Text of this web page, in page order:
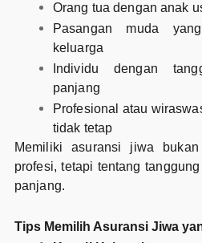
Orang tua dengan anak
Pasangan muda
keluarga
Individu dengan
panjang
Profesional atau
tidak tetap
Memiliki asuransi jiwa
profesi, tetapi tentang
panjang.
Tips Memilih Asuransi Jiwa